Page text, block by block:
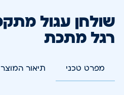
רגל מתכת
מפרט טכני תיאור המוצר